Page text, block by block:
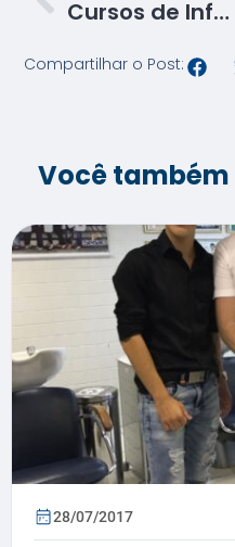
Cursos de Informática- Início 1° de agosto
Compartilhar o Post:
Você
28/07/2017